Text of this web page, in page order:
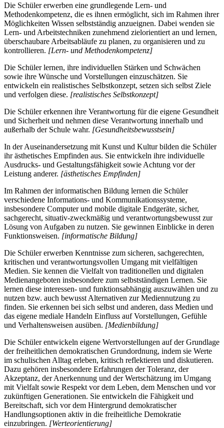
Die Schüler erwerben eine grundlegende Lern- und
Methodenkompetenz, die es ihnen ermöglicht, sich im Rahmen ihrer
Möglichkeiten Wissen selbstständig anzueignen. Dabei wenden sie
Lern- und Arbeitstechniken zunehmend zielorientiert an und lernen,
überschaubare Arbeitsabläufe zu planen, zu organisieren und zu
kontrollieren. [Lern- und Methodenkompetenz]
Die Schüler lernen, ihre individuellen Stärken und Schwächen
sowie ihre Wünsche und Vorstellungen einzuschätzen. Sie
entwickeln ein realistisches Selbstkonzept, setzen sich selbst Ziele
und verfolgen diese. [realistisches Selbstkonzept]
Die Schüler erkennen ihre Verantwortung für die eigene Gesundheit
und Sicherheit und nehmen diese Verantwortung innerhalb und
außerhalb der Schule wahr. [Gesundheitsbewusstsein]
In der Auseinandersetzung mit Kunst und Kultur bilden die Schüler
ihr ästhetisches Empfinden aus. Sie entwickeln ihre individuelle
Ausdrucks- und Gestaltungsfähigkeit sowie Achtung vor der
Leistung anderer. [ästhetisches Empfinden]
Im Rahmen der informatischen Bildung lernen die Schüler
verschiedene Informations- und Kommunikationssysteme,
insbesondere Computer und mobile digitale Endgeräte, sicher,
sachgerecht, situativ-zweckmäßig und verantwortungsbewusst zur
Lösung von Aufgaben zu nutzen. Sie gewinnen Einblicke in deren
Funktionsweisen. [informatische Bildung]
Die Schüler erwerben Kenntnisse zum sicheren, sachgerechten,
kritischen und verantwortungsvollen Umgang mit vielfältigen
Medien. Sie kennen die Vielfalt von traditionellen und digitalen
Medienangeboten insbesondere zum selbstständigen Lernen. Sie
lernen diese interessen- und funktionsabhängig auszuwählen und zu
nutzen bzw. auch bewusst Alternativen zur Mediennutzung zu
finden. Sie erkennen bei sich selbst und anderen, dass Medien und
das eigene mediale Handeln Einfluss auf Vorstellungen, Gefühle
und Verhaltensweisen ausüben. [Medienbildung]
Die Schüler entwickeln eigene Wertvorstellungen auf der Grundlage
der freiheitlichen demokratischen Grundordnung, indem sie Werte
im schulischen Alltag erleben, kritisch reflektieren und diskutieren.
Dazu gehören insbesondere Erfahrungen der Toleranz, der
Akzeptanz, der Anerkennung und der Wertschätzung im Umgang
mit Vielfalt sowie Respekt vor dem Leben, dem Menschen und vor
zukünftigen Generationen. Sie entwickeln die Fähigkeit und
Bereitschaft, sich vor dem Hintergrund demokratischer
Handlungsoptionen aktiv in die freiheitliche Demokratie
einzubringen. [Werteorientierung]